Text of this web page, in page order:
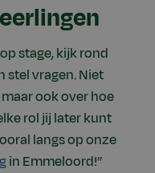
stage, kijk rond
stel vragen. Niet
ook over hoe
rol jij later kunt
langs op onze
in Emmeloord!”